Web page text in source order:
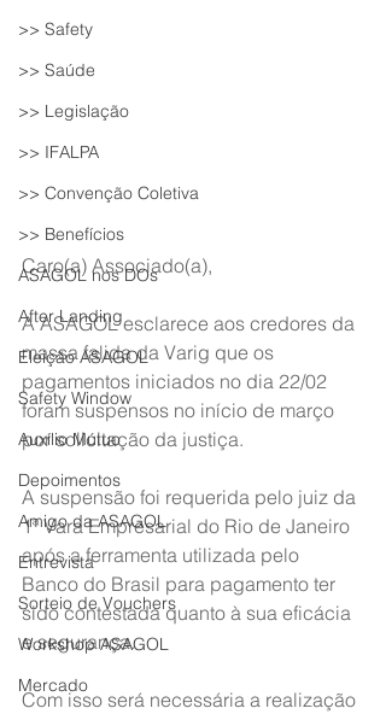
>> Safety
>> Saúde
>> Legislação
>> IFALPA
>> Convenção Coletiva
>> Benefícios
ASAGOL nos DOs
After Landing
Eleição ASAGOL
Safety Window
Auxílio Mútuo
Depoimentos
Amigo da ASAGOL
Entrevista
Sorteio de Vouchers
Workshop ASAGOL
Mercado
Caro(a) Associado(a),
A ASAGOL esclarece aos credores da
massa falida da Varig que os
pagamentos iniciados no dia 22/02
foram suspensos no início de março
por solicitação da justiça.
A suspensão foi requerida pelo juiz da
1ª Vara Empresarial do Rio de Janeiro
após a ferramenta utilizada pelo
Banco do Brasil para pagamento ter
sido contestada quanto à sua eficácia
e segurança.
Com isso será necessária a realização